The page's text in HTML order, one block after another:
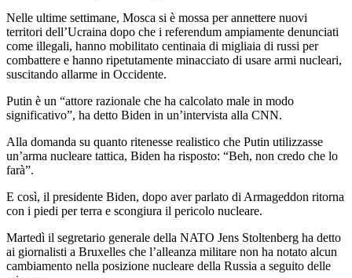
Nelle ultime settimane, Mosca si è mossa per annettere nuovi
territori dell’Ucraina dopo che i referendum ampiamente denunciati
come illegali, hanno mobilitato centinaia di migliaia di russi per
combattere e hanno ripetutamente minacciato di usare armi nucleari,
suscitando allarme in Occidente.
Putin è un “attore razionale che ha calcolato male in modo
significativo”, ha detto Biden in un’intervista alla CNN.
Alla domanda su quanto ritenesse realistico che Putin utilizzasse
un’arma nucleare tattica, Biden ha risposto: “Beh, non credo che lo
farà”.
E così, il presidente Biden, dopo aver parlato di Armageddon ritorna
con i piedi per terra e scongiura il pericolo nucleare.
Martedì il segretario generale della NATO Jens Stoltenberg ha detto
ai giornalisti a Bruxelles che l’alleanza militare non ha notato alcun
cambiamento nella posizione nucleare della Russia a seguito delle